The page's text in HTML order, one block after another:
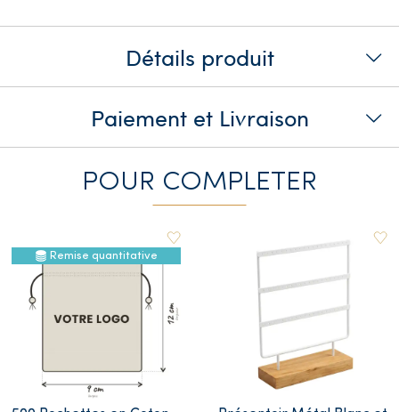
Détails produit
Paiement et Livraison
POUR COMPLETER
Remise quantitative